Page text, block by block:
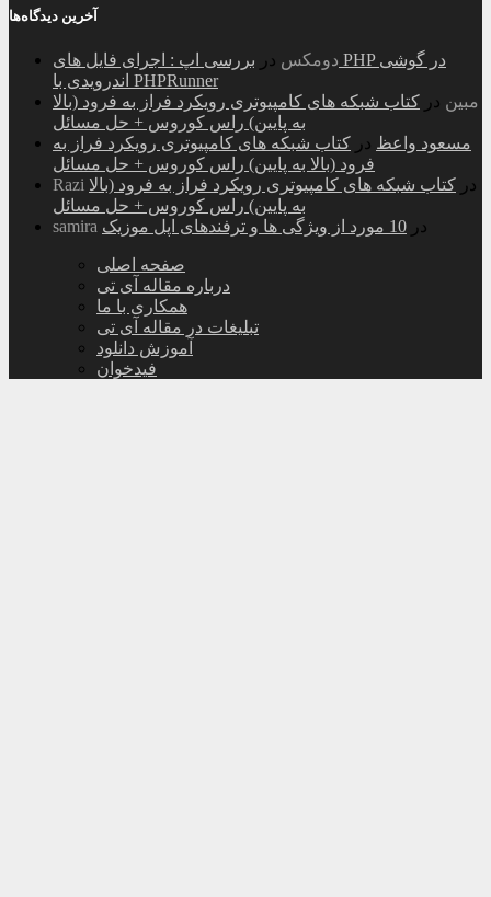
آخرین دیدگاه‌ها
دومکس در بررسی اپ : اجرای فایل های PHP در گوشی
اندرویدی با PHPRunner
مبین در کتاب شبکه های کامپیوتری رویکرد فراز به فرود (بالا
به پایین) راس کوروس + حل مسائل
مسعود واعظ در کتاب شبکه های کامپیوتری رویکرد فراز به
فرود (بالا به پایین) راس کوروس + حل مسائل
Razi
در کتاب شبکه های کامپیوتری رویکرد فراز به فرود (بالا
به پایین) راس کوروس + حل مسائل
samira
در 10 مورد از ویژگی ها و ترفندهای اپل موزیک
صفحه اصلی
درباره مقاله آی تی
همکاری با ما
تبلیغات در مقاله آی تی
آموزش دانلود
فیدخوان